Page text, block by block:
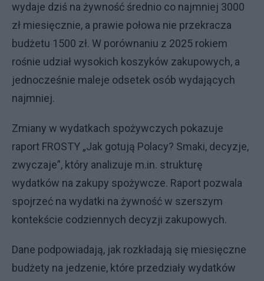
wydaje dziś na żywność średnio co najmniej 3000
zł miesięcznie, a prawie połowa nie przekracza
budżetu 1500 zł. W porównaniu z 2025 rokiem
rośnie udział wysokich koszyków zakupowych, a
jednocześnie maleje odsetek osób wydających
najmniej.
Zmiany w wydatkach spożywczych pokazuje
raport FROSTY „Jak gotują Polacy? Smaki, decyzje,
zwyczaje”, który analizuje m.in. strukturę
wydatków na zakupy spożywcze. Raport pozwala
spojrzeć na wydatki na żywność w szerszym
kontekście codziennych decyzji zakupowych.
Dane podpowiadają, jak rozkładają się miesięczne
budżety na jedzenie, które przedziały wydatków